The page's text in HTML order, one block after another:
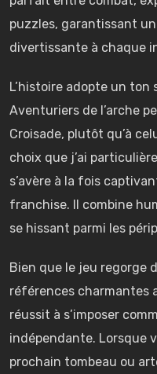
puzzles, garantissant
divertissante à chaque
L’histoire adopte un ton
Aventuriers de l’arche
Croisade, plutôt qu’à
choix que j’ai
s’avère à la fois
franchise. Il combine
se hissant parmi les
Bien que le jeu regorge
références charmantes
réussit à s’imposer
indépendante. Lorsque
prochain tombeau ou